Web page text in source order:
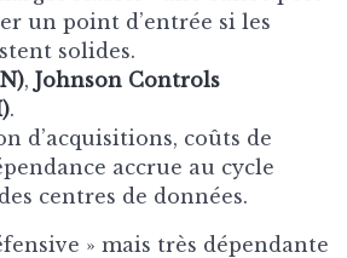
un point d’entrée si les
solides.
, Johnson Controls
.
d’acquisitions, coûts de
accrue au cycle
centres de données.
» mais très dépendante